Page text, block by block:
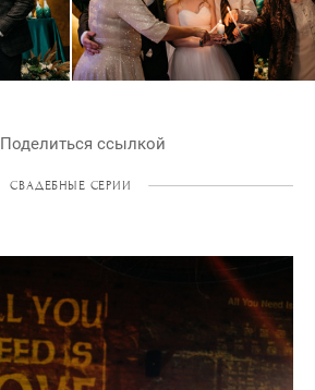
Поделиться ссылкой
СВАДЕБНЫЕ СЕРИИ